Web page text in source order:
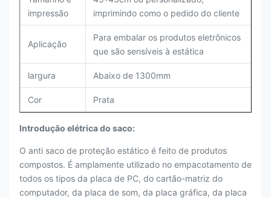
impressão
imprimindo como o pedido do cliente
Aplicação
Para embalar os produtos eletrônicos
que são sensíveis à estática
largura Abaixo de 1300mm
Cor Prata
Introdução elétrica do saco:
O anti saco de proteção estático é feito de produtos
compostos. É amplamente utilizado no empacotamento de
todos os tipos da placa de PC, do cartão-matriz do
computador, da placa de som, da placa gráfica, da placa